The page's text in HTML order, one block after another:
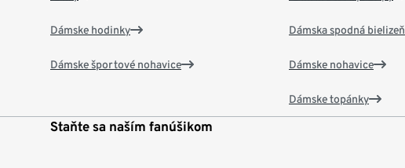
Dámske hodinky
Dámske športové nohavice
Dámska spodná bielizeň
Dámske nohavice
Dámske topánky
Staňte sa naším fanúšikom